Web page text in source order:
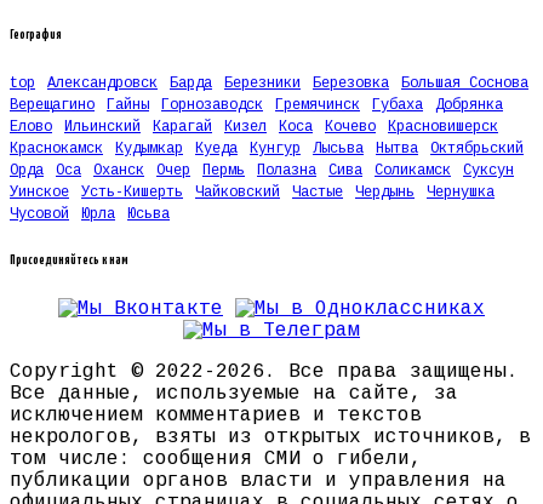
География
top Александровск Барда Березники Березовка
Большая Соснова
Верещагино
Гайны Горнозаводск Гремячинск Губаха
Добрянка
Елово
Ильинский Карагай Кизел Коса Кочево
Красновишерск
Краснокамск
Кудымкар Куеда Кунгур Лысьва Нытва
Октябрьский
Орда
Оса Оханск Очер Пермь Полазна Сива Соликамск
Суксун
Уинское
Усть-Кишерть Чайковский Частые Чердынь
Чернушка
Чусовой
Юрла Юсьва
Присоединяйтесь к нам
Copyright © 2022-2026. Все права защищены.
Все данные, используемые на сайте, за
исключением комментариев и текстов
некрологов, взяты из открытых источников, в
том числе: сообщения СМИ о гибели,
публикации органов власти и управления на